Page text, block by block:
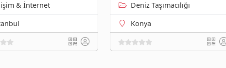
& İnternet
Deniz Taşımacılığı
Konya